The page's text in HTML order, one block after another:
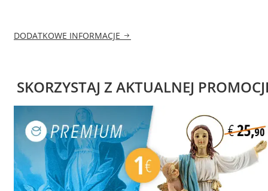
DODATKOWE INFORMACJE
SKORZYSTAJ Z AKTUALNEJ